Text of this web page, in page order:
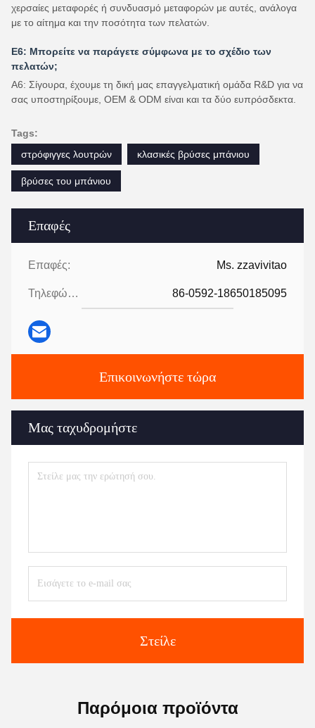
Επαφές
Επαφές: Ms. zzavivitao
Τηλεφώνημα: 86-0592-18650185095
Επικοινωνήστε τώρα
Μας ταχυδρομήστε
Στείλε
χερσαίες μεταφορές ή συνδυασμό μεταφορών με αυτές, ανάλογα
με το αίτημα και την ποσότητα των πελατών.
Ε6: Μπορείτε να παράγετε σύμφωνα με το σχέδιο των
πελατών;
Α6: Σίγουρα, έχουμε τη δική μας επαγγελματική ομάδα R&D για να
σας υποστηρίξουμε, OEM & ODM είναι και τα δύο ευπρόσδεκτα.
Tags:
στρόφιγγες λουτρών
κλασικές βρύσες μπάνιου
βρύσες του μπάνιου
Παρόμοια προϊόντα